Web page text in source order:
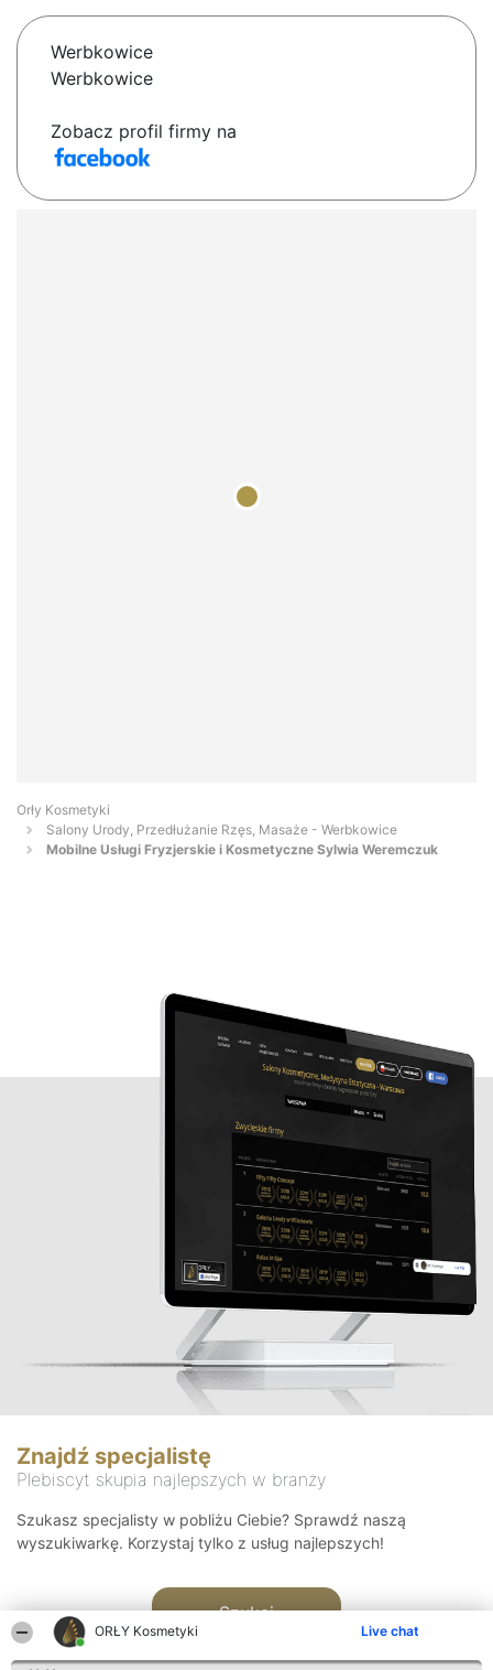
ORŁY Kosmetyki Live chat
Werbkowice
Werbkowice
Zobacz profil firmy na
Orły Kosmetyki
Salony Urody, Przedłużanie Rzęs, Masaże - Werbkowice
Mobilne Usługi Fryzjerskie i Kosmetyczne Sylwia Weremczuk
Znajdź specjalistę
Plebiscyt skupia najlepszych w branży
Szukasz specjalisty w pobliżu Ciebie? Sprawdź naszą
wyszukiwarkę. Korzystaj tylko z usług najlepszych!
Szukaj